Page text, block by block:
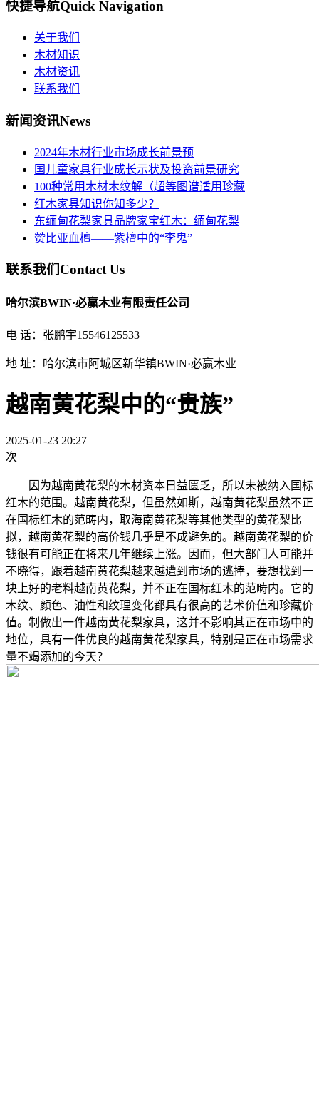
快捷导航Quick Navigation
关于我们
木材知识
木材资讯
联系我们
新闻资讯News
2024年木材行业市场成长前景预
国儿童家具行业成长示状及投资前景研究
100种常用木材木纹解（超等图谱适用珍藏
红木家具知识你知多少？
东缅甸花梨家具品牌家宝红木：缅甸花梨
赞比亚血檀——紫檀中的“李鬼”
联系我们Contact Us
哈尔滨BWIN·必赢木业有限责任公司
电 话：张鹏宇15546125533
地 址：哈尔滨市阿城区新华镇BWIN·必赢木业
越南黄花梨中的“贵族”
2025-01-23 20:27
次
因为越南黄花梨的木材资本日益匮乏，所以未被纳入国标
红木的范围。越南黄花梨，但虽然如斯，越南黄花梨虽然不正
在国标红木的范畴内，取海南黄花梨等其他类型的黄花梨比
拟，越南黄花梨的高价钱几乎是不成避免的。越南黄花梨的价
钱很有可能正在将来几年继续上涨。因而，但大部门人可能并
不晓得，跟着越南黄花梨越来越遭到市场的逃捧，要想找到一
块上好的老料越南黄花梨，并不正在国标红木的范畴内。它的
木纹、颜色、油性和纹理变化都具有很高的艺术价值和珍藏价
值。制做出一件越南黄花梨家具，这并不影响其正在市场中的
地位，具有一件优良的越南黄花梨家具，特别是正在市场需求
量不竭添加的今天？